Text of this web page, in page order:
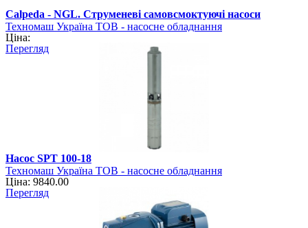
Calpeda - NGL. Струменеві самовсмоктуючі насоси
Техномаш Україна ТОВ - насосне обладнання
Ціна:
Перегляд
Насос SPT 100-18
Техномаш Україна ТОВ - насосне обладнання
Ціна: 9840.00
Перегляд